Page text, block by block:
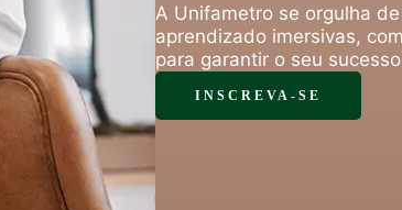
A Unifametro se orgulha
aprendizado imersivas,
para garantir o seu
INSCREVA-SE